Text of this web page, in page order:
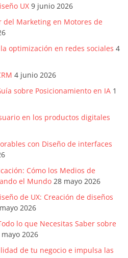
UX 9 junio 2026
del Marketing en Motores de
optimización en redes sociales 4
4 junio 2026
sobre Posicionamiento en IA 1
en los productos digitales
con Diseño de interfaces
Cómo los Medios de
el Mundo 28 mayo 2026
de UX: Creación de diseños
2026
lo que Necesitas Saber sobre
mayo 2026
de tu negocio e impulsa las